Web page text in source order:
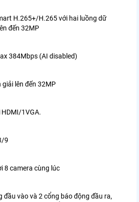
H.265+/H.265 với hai luồng dữ
đến 32MP
384Mbps (AI disabled)
giải lên đến 32MP
1VGA.
9
8 camera cùng lúc
đầu vào và 2 cổng báo động đầu ra,